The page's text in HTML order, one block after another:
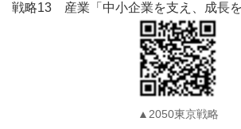
戦略13 産業「中小企業を支え、成長を
▲2050東京戦略